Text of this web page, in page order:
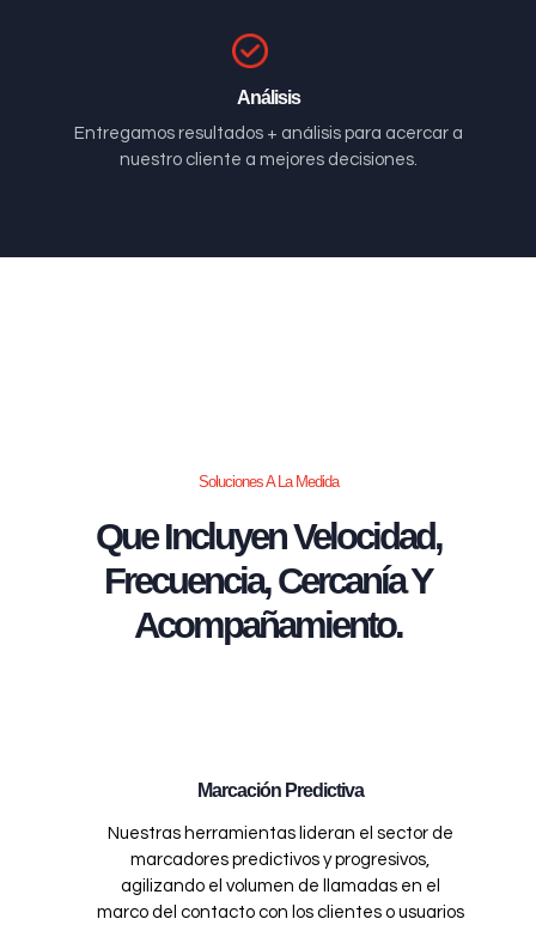
Análisis
Entregamos resultados + análisis para acercar a
nuestro cliente a mejores decisiones.
Soluciones A La Medida
Que Incluyen Velocidad,
Frecuencia, Cercanía Y
Acompañamiento.
Marcación Predictiva
Nuestras herramientas lideran el sector de
marcadores predictivos y progresivos,
agilizando el volumen de llamadas en el
marco del contacto con los clientes o usuarios